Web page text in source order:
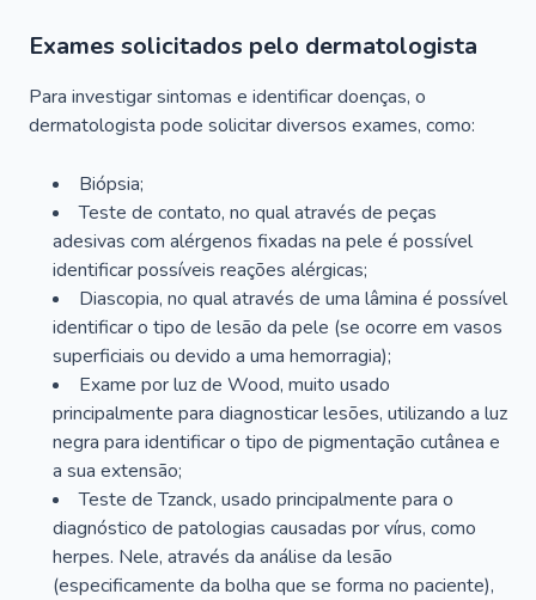
Exames solicitados pelo dermatologista
Para investigar sintomas e identificar doenças, o
dermatologista pode solicitar diversos exames, como:
Biópsia;
Teste de contato, no qual através de peças
adesivas com alérgenos fixadas na pele é possível
identificar possíveis reações alérgicas;
Diascopia, no qual através de uma lâmina é possível
identificar o tipo de lesão da pele (se ocorre em vasos
superficiais ou devido a uma hemorragia);
Exame por luz de Wood, muito usado
principalmente para diagnosticar lesões, utilizando a luz
negra para identificar o tipo de pigmentação cutânea e
a sua extensão;
Teste de Tzanck, usado principalmente para o
diagnóstico de patologias causadas por vírus, como
herpes. Nele, através da análise da lesão
(especificamente da bolha que se forma no paciente),